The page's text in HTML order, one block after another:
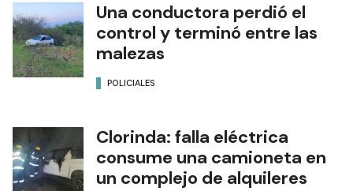
Una conductora perdió el
control y terminó entre las
malezas
POLICIALES
Clorinda: falla eléctrica
consume una camioneta en
un complejo de alquileres